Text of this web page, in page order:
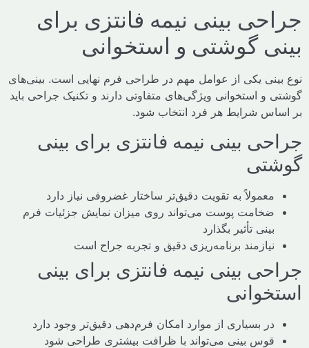
بینی نیمه فانتزی برای
گوشتی و استخوانی
یکی از عوامل مهم در طراحی فرم نهایی است. بینی‌های
و استخوانی ویژگی‌های متفاوتی دارند و تکنیک جراحی باید
شرایط هر فرد انتخاب شود.
بینی نیمه فانتزی برای بینی
معمولاً به تقویت دقیق‌تر ساختار غضروفی نیاز دارد
ضخامت پوست می‌تواند روی میزان نمایش جزئیات فرم
بینی تأثیر بگذارد
نیازمند برنامه‌ریزی دقیق و تجربه جراح است
بینی نیمه فانتزی برای بینی
در بسیاری از موارد امکان فرم‌دهی دقیق‌تر وجود دارد
قوس بینی می‌تواند با ظرافت بیشتری طراحی شود